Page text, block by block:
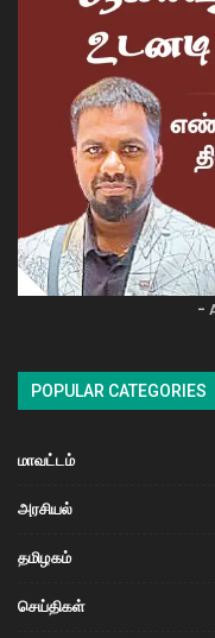
-
POPULAR CATEGORIES
மாவட்டம்
அரசியல்
தமிழகம்
செய்திகள்